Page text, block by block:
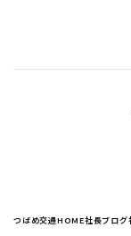
つばめ交通HOME社長ブログ